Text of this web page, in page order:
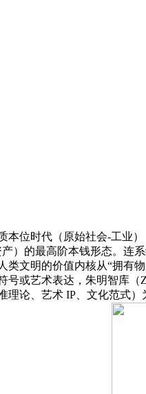
本位时代（原始社会-工业
）的最高阶本钱形态。
明的价值内核从“拥有
或艺术表达，朱明智库
论、艺术 IP、文化范式